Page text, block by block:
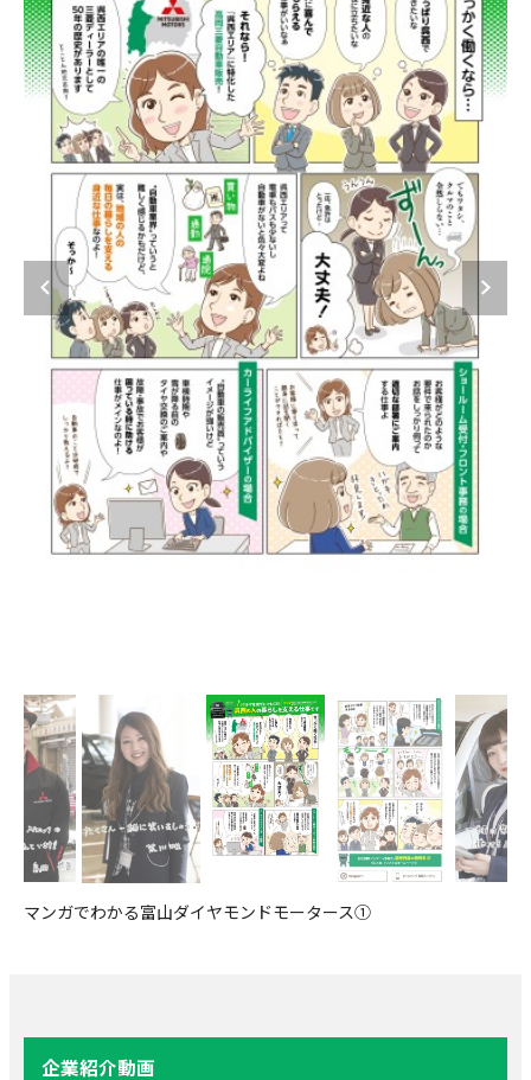
マンガでわかる富山ダイヤモンドモータース①
企業紹介動画